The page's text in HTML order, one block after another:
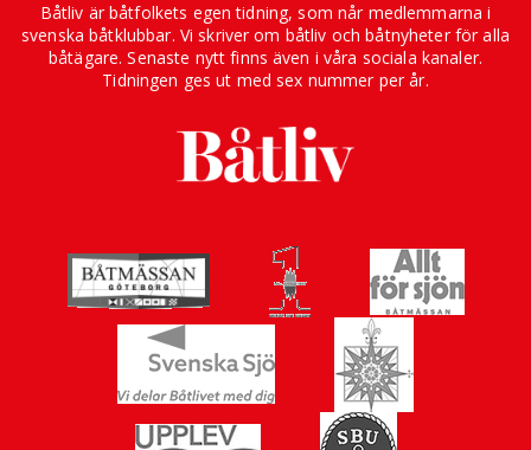
Båtliv är båtfolkets egen tidning, som når medlemmarna i
svenska båtklubbar. Vi skriver om båtliv och båtnyheter för alla
båtägare. Senaste nytt finns även i våra sociala kanaler.
Tidningen ges ut med sex nummer per år.